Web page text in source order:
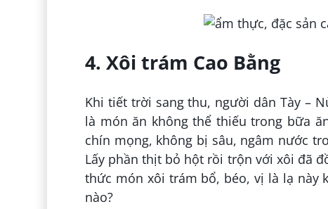
4. Xôi trám Cao Bằng
Khi tiết trời sang thu, người dân Tày –
là món ăn không thể thiếu trong bữa
chín mọng, không bị sâu, ngâm nước
Lấy phần thịt bỏ hột rồi trộn với xôi đã
thức món xôi trám bổ, béo, vị là lạ này
nào?